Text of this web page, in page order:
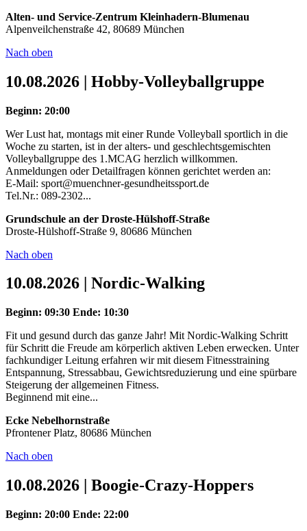
Alten- und Service-Zentrum Kleinhadern-Blumenau
Alpenveilchenstraße 42, 80689 München
Nach oben
10.08.2026 | Hobby-Volleyballgruppe
Beginn: 20:00
Wer Lust hat, montags mit einer Runde Volleyball sportlich in die
Woche zu starten, ist in der alters- und geschlechtsgemischten
Volleyballgruppe des 1.MCAG herzlich willkommen.
Anmeldungen oder Detailfragen können gerichtet werden an:
E-Mail: sport@muenchner-gesundheitssport.de
Tel.Nr.: 089-2302...
Grundschule an der Droste-Hülshoff-Straße
Droste-Hülshoff-Straße 9, 80686 München
Nach oben
10.08.2026 | Nordic-Walking
Beginn: 09:30 Ende: 10:30
Fit und gesund durch das ganze Jahr! Mit Nordic-Walking Schritt
für Schritt die Freude am körperlich aktiven Leben erwecken. Unter
fachkundiger Leitung erfahren wir mit diesem Fitnesstraining
Entspannung, Stressabbau, Gewichtsreduzierung und eine spürbare
Steigerung der allgemeinen Fitness.
Beginnend mit eine...
Ecke Nebelhornstraße
Pfrontener Platz, 80686 München
Nach oben
10.08.2026 | Boogie-Crazy-Hoppers
Beginn: 20:00 Ende: 22:00